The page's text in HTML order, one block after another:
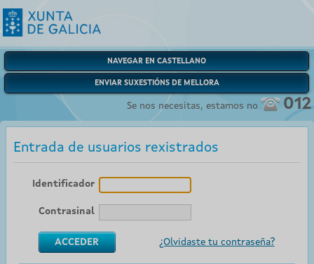
NAVEGAR EN CASTELLANO
ENVIAR SUXESTIÓNS DE MELLORA
Se nos necesitas, estamos no 012
Entrada de usuarios rexistrados
Identificador
Contrasinal
¿Olvidaste tu contraseña?